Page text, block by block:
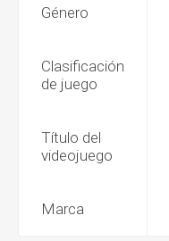
Género
Clasificación
de juego
Título del
videojuego
Marca